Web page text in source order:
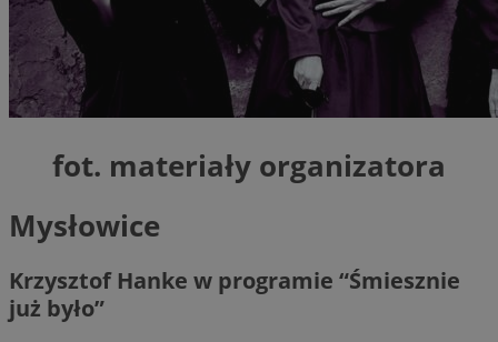
fot. materiały organizatora
Mysłowice
Krzysztof Hanke w programie “Śmiesznie
już było”